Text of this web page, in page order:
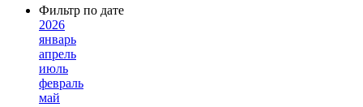
Фильтр по дате
2026
январь
апрель
июль
февраль
май